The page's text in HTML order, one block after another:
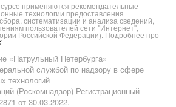
применяются рекомендательные
технологии предоставления
систематизации и анализа сведений,
пользователей сети "Интернет",
Российской Федерации). Подробнее про
«Патрульный Петербурга»
службой по надзору в сфере
технологий
(Роскомнадзор) Регистрационный
от 30.03.2022.